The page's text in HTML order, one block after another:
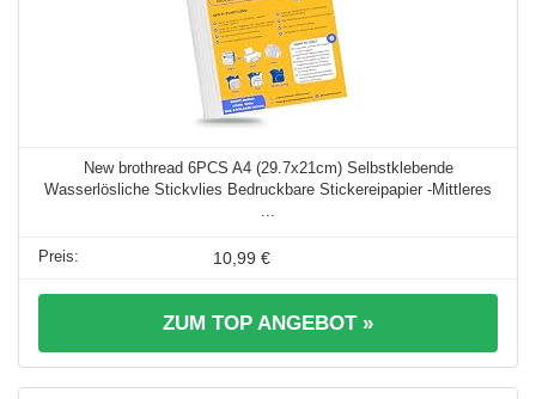
New brothread 6PCS A4 (29.7x21cm) Selbstklebende
Wasserlösliche Stickvlies Bedruckbare Stickereipapier -Mittleres
10,99 €
ZUM TOP ANGEBOT »